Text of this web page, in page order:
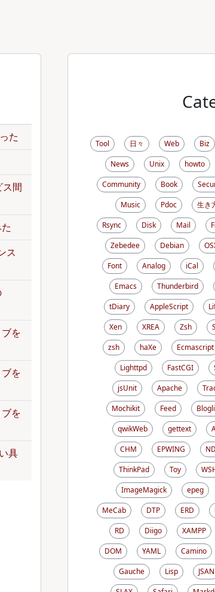
た
間
ス
を
を
を
具
Tool 日々 Web Biz
News
Unix howto
Community
Book
Music
Pdoc 生き
Rsync
Disk Mail
Zebedee
Debian
Font
Analog iCal
Emacs
Thunderbird
tDiary
AppleScript
Xen
XREA Zsh
zsh
haXe Ecmascript
Lighttpd
FastCGI
jsUnit
Apache
Mochikit
Feed
qwikWeb
gettext
CHM
EPWING
ThinkPad
Toy
ImageMagick
epeg
MeCab
DTP ERD
RD
Diigo XAMPP
DOM
YAML Camino
Gauche
Lisp JSAN